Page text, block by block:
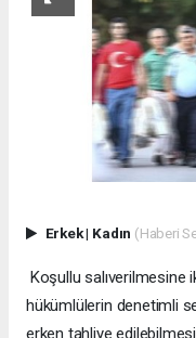
Erkek| Kadın (Haberi
Koşullu salıverilmesine
hükümlülerin denetimli